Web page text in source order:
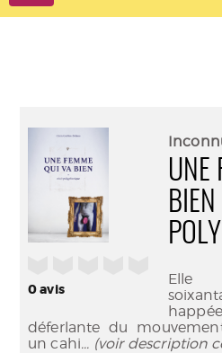
0avis
UNE
BIEN
Elle
déferlante du
un cahi... (voir description